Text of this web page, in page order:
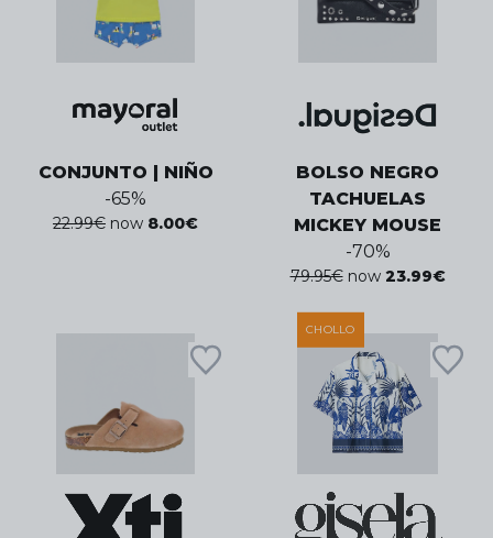
CONJUNTO | NIÑO
-65%
22.99€ now 8.00€
BOLSO NEGRO
TACHUELAS
MICKEY MOUSE
-70%
79.95€ now 23.99€
CHOLLO